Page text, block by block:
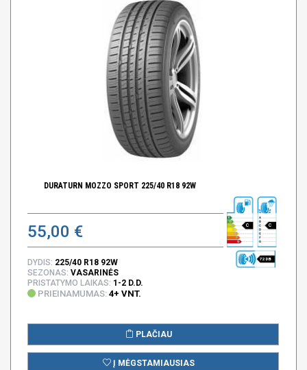
DURATURN MOZZO SPORT 225/40 R18 92W
55,00 € C C
72 DB
DYDIS: 225/40 R18 92W
SEZONAS: VASARINĖS
PRISTATYMO LAIKAS: 1-2 D.D.
PRIEINAMUMAS: 4+ VNT.
PLAČIAU
Į MĖGSTAMIAUSIAS